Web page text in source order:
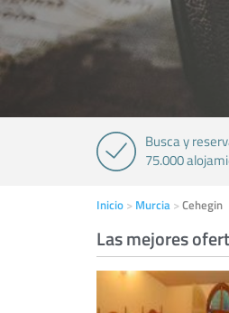
Busca y
75.000
Inicio Murcia Cehegin
Las mejores